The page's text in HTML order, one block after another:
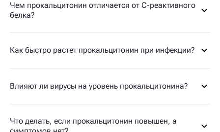
Чем прокальцитонин отличается от С-реактивного
белка?
Как быстро растет прокальцитонин при инфекции?
Влияют ли вирусы на уровень прокальцитонина?
Что делать, если прокальцитонин повышен, а